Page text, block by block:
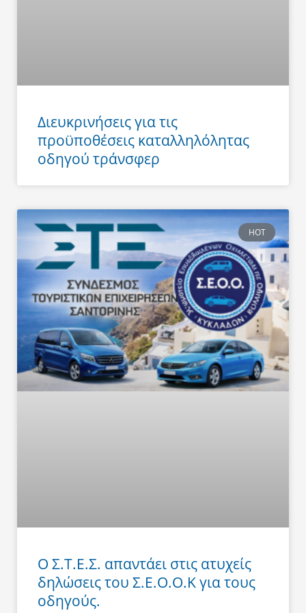
Διευκρινήσεις για τις
προϋποθέσεις καταλληλόλητας
οδηγού τράνσφερ
HOT
Ο Σ.Τ.Ε.Σ. απαντάει στις ατυχείς
δηλώσεις του Σ.Ε.Ο.Ο.Κ για τους
οδηγούς.